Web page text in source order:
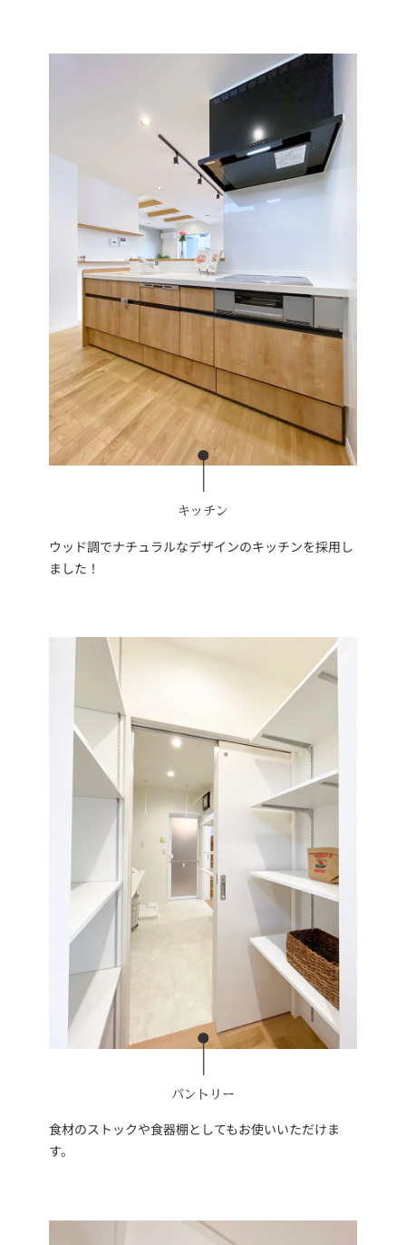
キッチン
ウッド調でナチュラルなデザインのキッチンを採用し
ました！
パントリー
食材のストックや食器棚としてもお使いいただけま
す。